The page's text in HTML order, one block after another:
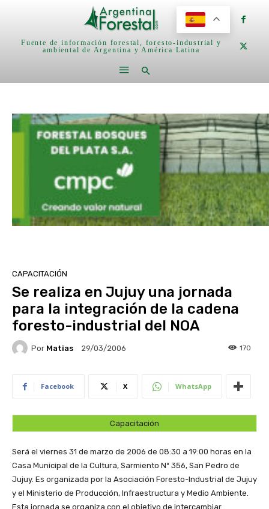
Fuente de información forestal, foresto-industrial y
ambiental de Argentina y América Latina
CAPACITACIÓN
Se realiza en Jujuy una jornada
para la integración de la cadena
foresto-industrial del NOA
Por Matias 29/03/2006 170
Facebook X WhatsApp
Capacitación
Será el viernes 31 de marzo de 2006 de 08:30 a 19:00 horas en la
Casa Municipal de la Cultura, Sarmiento Nº 356, San Pedro de
Jujuy. Es organizada por la Asociación Foresto-Industrial de Jujuy
y el Ministerio de Producción, Infraestructura y Medio Ambiente.
Esta jornada se organiza con el objetivo de intercambiar